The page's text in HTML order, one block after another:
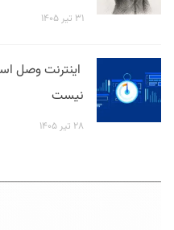
۳۱ تیر ۱۴۰۵
اینترنت وصل
نیست
۲۸ تیر ۱۴۰۵